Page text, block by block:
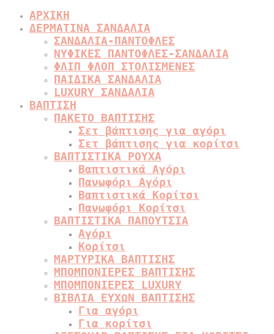
ΑΡΧΙΚΗ
ΔΕΡΜΑΤΙΝΑ ΣΑΝΔΑΛΙΑ
ΣΑΝΔΑΛΙΑ-ΠΑΝΤΟΦΛΕΣ
ΝΥΦΙΚΕΣ ΠΑΝΤΟΦΛΕΣ-ΣΑΝΔΑΛΙΑ
ΦΛΙΠ ΦΛΟΠ ΣΤΟΛΙΣΜΕΝΕΣ
ΠΑΙΔΙΚΑ ΣΑΝΔΑΛΙΑ
LUXURY ΣΑΝΔΑΛΙΑ
ΒΑΠΤΙΣΗ
ΠΑΚΕΤΟ ΒΑΠΤΙΣΗΣ
Σετ βάπτισης για αγόρι
Σετ βάπτισης για κορίτσι
ΒΑΠΤΙΣΤΙΚΑ ΡΟΥΧΑ
Βαπτιστικά Αγόρι
Πανωφόρι Αγόρι
Βαπτιστικά Κορίτσι
Πανωφόρι Κορίτσι
ΒΑΠΤΙΣΤΙΚΑ ΠΑΠΟΥΤΣΙΑ
Αγόρι
Κορίτσι
ΜΑΡΤΥΡΙΚΑ ΒΑΠΤΙΣΗΣ
ΜΠΟΜΠΟΝΙΕΡΕΣ ΒΑΠΤΙΣΗΣ
ΜΠΟΜΠΟΝΙΕΡΕΣ LUXURY
ΒΙΒΛΙΑ ΕΥΧΩΝ ΒΑΠΤΙΣΗΣ
Για αγόρι
Για κορίτσι